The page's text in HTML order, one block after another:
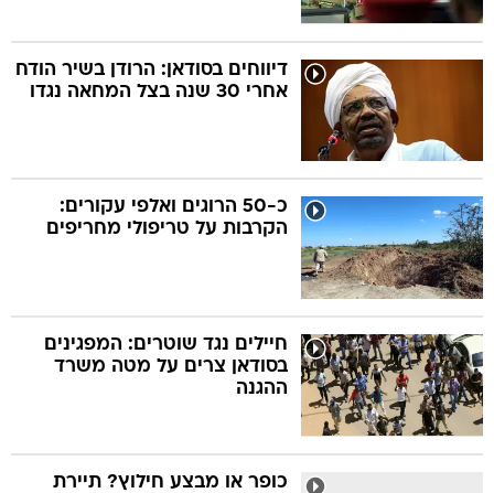
דיווחים בסודאן: הרודן בשיר הודח
אחרי 30 שנה בצל המחאה נגדו
כ-50 הרוגים ואלפי עקורים:
הקרבות על טריפולי מחריפים
חיילים נגד שוטרים: המפגינים
בסודאן צרים על מטה משרד
ההגנה
כופר או מבצע חילוץ? תיירת